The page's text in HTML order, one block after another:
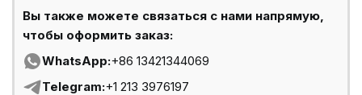
Вы также можете связаться с нами напрямую,
чтобы оформить заказ:
WhatsApp:+86 13421344069
Telegram:+1 213 3976197